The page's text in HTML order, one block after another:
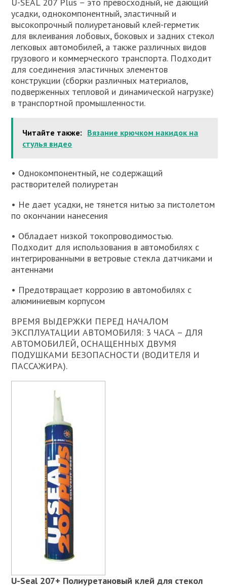
усадки, однокомпонентный, эластичный и
высокопрочный полиуретановый клей-герметик
для вклеивания лобовых, боковых и задних стекол
легковых автомобилей, а также различных видов
грузового и коммерческого транспорта. Подходит
для соединения эластичных элементов
конструкции (сборки различных материалов,
подверженных тепловой и динамической нагрузке)
в транспортной промышленности.
Читайте также: Вязание крючком накидок на
стулья видео
• Однокомпонентный, не содержащий
растворителей полиуретан
• Не дает усадки, не тянется нитью за пистолетом
по окончании нанесения
• Обладает низкой токопроводимостью.
Подходит для использования в автомобилях с
интегрированными в ветровые стекла датчиками и
антеннами
• Предотвращает коррозию в автомобилях с
алюминиевым корпусом
ВРЕМЯ ВЫДЕРЖКИ ПЕРЕД НАЧАЛОМ
ЭКСПЛУАТАЦИИ АВТОМОБИЛЯ: 3 ЧАСА – ДЛЯ
АВТОМОБИЛЕЙ, ОСНАЩЕННЫХ ДВУМЯ
ПОДУШКАМИ БЕЗОПАСНОСТИ (ВОДИТЕЛЯ И
ПАССАЖИРА).
U-Seal 207+ Полиуретановый клей для стекол